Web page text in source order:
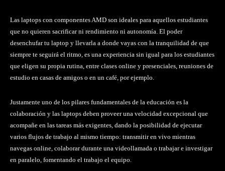
Las laptops con componentes AMD son ideales para aquellos estudiantes
que no quieren sacrificar ni rendimiento ni autonomía. El poder
desenchufar tu laptop y llevarla a donde vayas con la tranquilidad de que
siempre te seguirá el ritmo, es una experiencia sin igual para los estudiantes
que eligen su propia rutina, entre clases online y presenciales, reuniones de
estudio en casas de amigos o en un café, por ejemplo.
Justamente uno de los pilares fundamentales de la educación es la
colaboración y las laptops deben proveer una velocidad excepcional que
acompañe en las tareas más exigentes, dando la posibilidad de ejecutar
varios flujos de trabajo al mismo tiempo: transmitir en vivo mientras
navegas online, colaborar durante una videollamada o trabajar e investigar
en paralelo, fomentando el trabajo el equipo.